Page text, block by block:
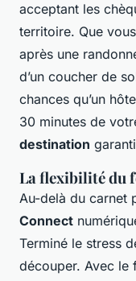
acceptant les
territoire. Que
après une
d’un coucher de
chances qu’un
30 minutes de
destination
La flexibilité du
Au-delà du carnet
Connect
Terminé le stress
découper. Avec le